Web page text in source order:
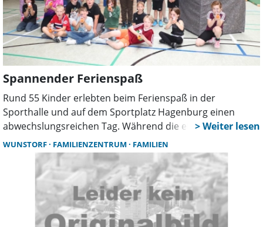
Spannender Ferienspaß
Rund 55 Kinder erlebten beim Ferienspaß in der
Sporthalle und auf dem Sportplatz Hagenburg einen
abwechslungsreichen Tag. Während die einen beim
Lasertag Teamgeist und Geschick bewiesen, kämpften die
anderen beim WM-Turnier um Punkte. Zum Abschluss
gab es Bratwurst für alle Teilnehmer.
WUNSTORF FAMILIENZENTRUM FAMILIEN